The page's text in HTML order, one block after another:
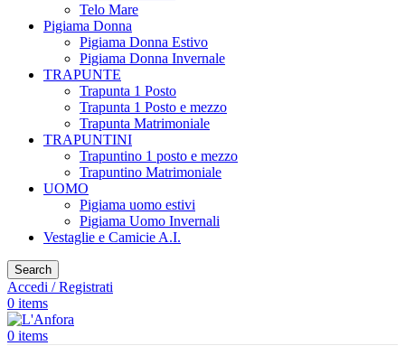
Telo Mare
Pigiama Donna
Pigiama Donna Estivo
Pigiama Donna Invernale
TRAPUNTE
Trapunta 1 Posto
Trapunta 1 Posto e mezzo
Trapunta Matrimoniale
TRAPUNTINI
Trapuntino 1 posto e mezzo
Trapuntino Matrimoniale
UOMO
Pigiama uomo estivi
Pigiama Uomo Invernali
Vestaglie e Camicie A.I.
Search
Accedi / Registrati
0 items
0 items